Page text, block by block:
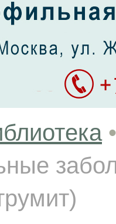
•